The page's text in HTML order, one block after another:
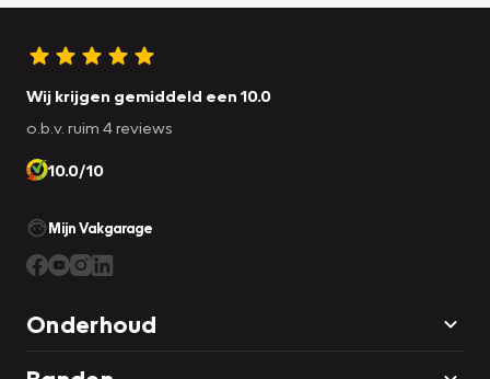
Wij krijgen gemiddeld een 10.0
o.b.v. ruim 4 reviews
10.0/10
Mijn Vakgarage
Onderhoud